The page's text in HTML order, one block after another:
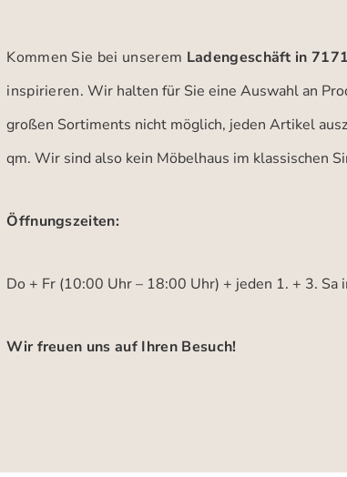
Kommen Sie bei unserem Ladengeschäft in
inspirieren.Wir halten für Sie eine Auswahl an
großen Sortiments nicht möglich, jeden Artikel
qm. Wir sind also kein Möbelhaus im klassischen
Öffnungszeiten:
Do + Fr (10:00 Uhr – 18:00 Uhr) + jeden 1. + 3.
Wir freuen uns auf Ihren Besuch!